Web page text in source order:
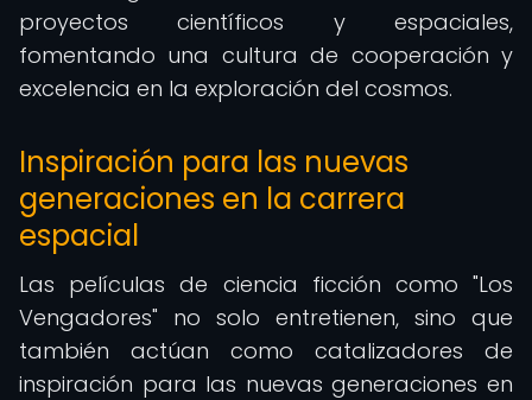
proyectos científicos y espaciales,
fomentando una cultura de cooperación y
excelencia en la exploración del cosmos.
Inspiración para las nuevas
generaciones en la carrera
espacial
Las películas de ciencia ficción como "Los
Vengadores" no solo entretienen, sino que
también actúan como catalizadores de
inspiración para las nuevas generaciones en